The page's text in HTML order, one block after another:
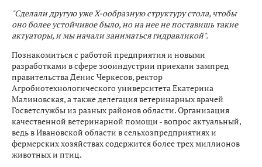
"Сделали другую уже X-ообразную структуру стола, чтобы
оно более устойчивое было, но на нее не поставишь такие
актуаторы, и мы начали заниматься гидравликой".
Познакомиться с работой предприятия и новыми
разработками в сфере зооиндустрии приехали зампред
правительства Денис Черкесов, ректор
Агробиотехнологического университета Екатерина
Малиновская, а также делегация ветеринарных врачей
Госветслужбы из разных районов области. Организация
качественной ветеринарной помощи - вопрос актуальный,
ведь в Ивановской области в сельхозпредприятиях и
фермерских хозяйствах содержится более трех миллионов
животных и птиц.